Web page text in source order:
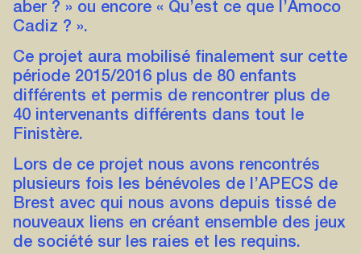
aber ? » ou encore « Qu’est ce que l’Amoco
Cadiz ? ».
Ce projet aura mobilisé finalement sur cette
période 2015/2016 plus de 80 enfants
différents et permis de rencontrer plus de
40 intervenants différents dans tout le
Finistère.
Lors de ce projet nous avons rencontrés
plusieurs fois les bénévoles de l’APECS de
Brest avec qui nous avons depuis tissé de
nouveaux liens en créant ensemble des jeux
de société sur les raies et les requins.